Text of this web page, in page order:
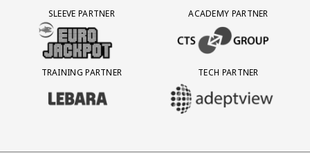
SLEEVE PARTNER
BEZOEK ONZE SLEEVE PARTNER EUROJACKPOT
ACADEMY PARTNER
BEZOEK ONZE ACADEMY
TRAINING PARTNER
BEZOEK ONZE TRAINING PARTNER LEBARA
TECH PARTNER
BEZOEK ONZE TECH PARTNER